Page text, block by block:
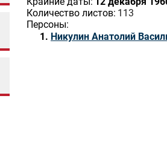
Количество листов: 113
Персоны:
Никулин Анатолий